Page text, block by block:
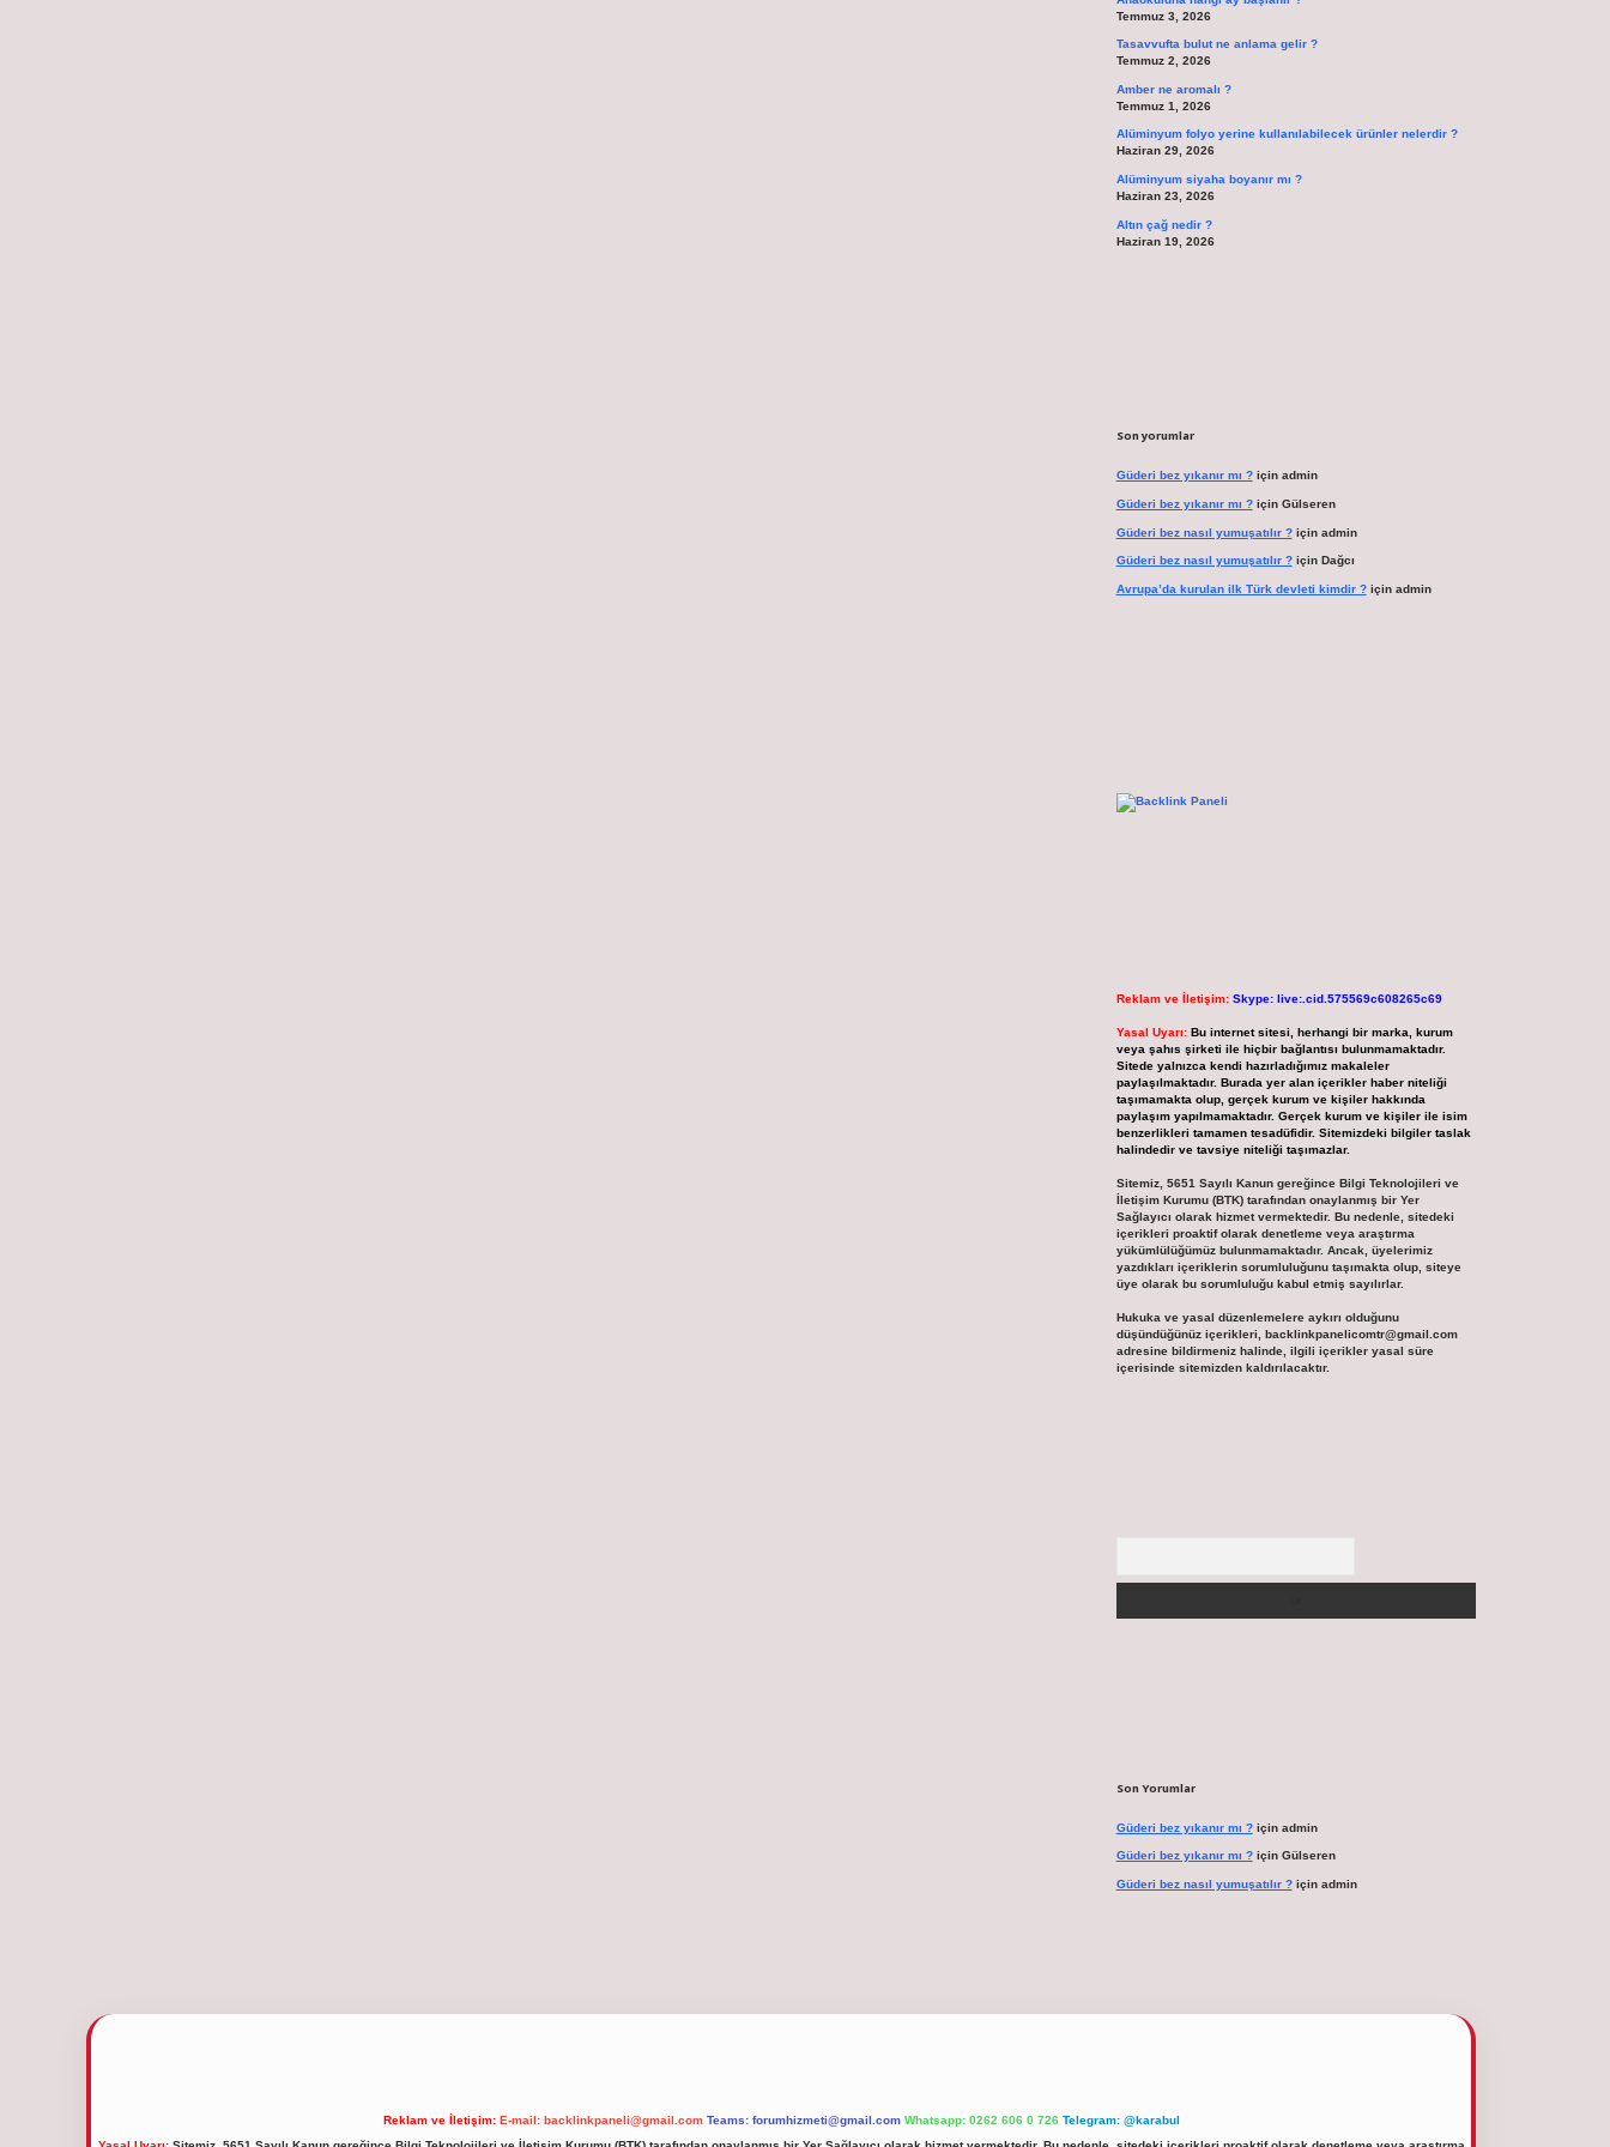
Temmuz 3, 2026
Tasavvufta bulut ne anlama gelir ?
Temmuz 2, 2026
Amber ne aromalı ?
Temmuz 1, 2026
Alüminyum folyo yerine kullanılabilecek ürünler nelerdir ?
Haziran 29, 2026
Alüminyum siyaha boyanır mı ?
Haziran 23, 2026
Altın çağ nedir ?
Haziran 19, 2026
Son yorumlar
Güderi bez yıkanır mı ?için admin
Güderi bez yıkanır mı ?için Gülseren
Güderi bez nasıl yumuşatılır ?için admin
Güderi bez nasıl yumuşatılır ?için Dağcı
Avrupa’da kurulan ilk Türk devleti kimdir ?için admin
Reklam ve İletişim: Skype: live:.cid.575569c608265c69
Yasal Uyarı: Bu internet sitesi, herhangi bir marka, kurum
veya şahıs şirketi ile hiçbir bağlantısı bulunmamaktadır.
Sitede yalnızca kendi hazırladığımız makaleler
paylaşılmaktadır. Burada yer alan içerikler haber niteliği
taşımamakta olup, gerçek kurum ve kişiler hakkında
paylaşım yapılmamaktadır. Gerçek kurum ve kişiler ile isim
benzerlikleri tamamen tesadüfidir. Sitemizdeki bilgiler taslak
halindedir ve tavsiye niteliği taşımazlar.
Sitemiz, 5651 Sayılı Kanun gereğince Bilgi Teknolojileri ve
İletişim Kurumu (BTK) tarafından onaylanmış bir Yer
Sağlayıcı olarak hizmet vermektedir. Bu nedenle, sitedeki
içerikleri proaktif olarak denetleme veya araştırma
yükümlülüğümüz bulunmamaktadır. Ancak, üyelerimiz
yazdıkları içeriklerin sorumluluğunu taşımakta olup, siteye
üye olarak bu sorumluluğu kabul etmiş sayılırlar.
Hukuka ve yasal düzenlemelere aykırı olduğunu
düşündüğünüz içerikleri, backlinkpanelicomtr@gmail.com
adresine bildirmeniz halinde, ilgili içerikler yasal süre
içerisinde sitemizden kaldırılacaktır.
Son Yorumlar
Güderi bez yıkanır mı ?için admin
Güderi bez yıkanır mı ?için Gülseren
Güderi bez nasıl yumuşatılır ?için admin
Reklam ve İletişim: E-mail: backlinkpaneli@gmail.com Teams: forumhizmeti@gmail.com Whatsapp: 0262 606 0 726 Telegram: @karabul